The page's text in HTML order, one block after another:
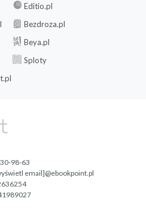
Editio.pl
Bezdroza.pl
Beya.pl
Sploty
98-63
email]@ebookpoint.pl